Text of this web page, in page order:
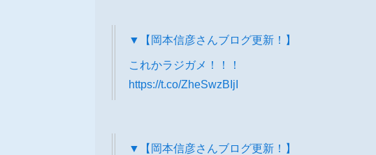
▼【岡本信彦さんブログ更新！】
これかラジガメ！！！
https://t.co/ZheSwzBIjI
▼【岡本信彦さんブログ更新！】